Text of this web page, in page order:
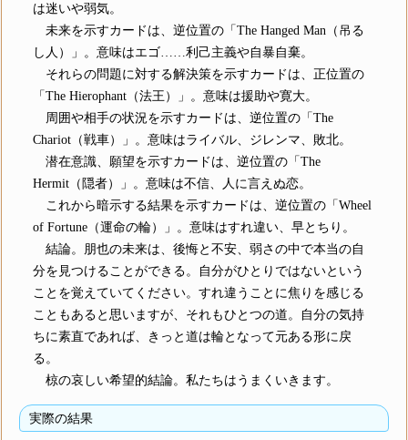
は迷いや弱気。
未来を示すカードは、逆位置の「The Hanged Man（吊る
し人）」。意味はエゴ……利己主義や自暴自棄。
それらの問題に対する解決策を示すカードは、正位置の
「The Hierophant（法王）」。意味は援助や寛大。
周囲や相手の状況を示すカードは、逆位置の「The
Chariot（戦車）」。意味はライバル、ジレンマ、敗北。
潜在意識、願望を示すカードは、逆位置の「The
Hermit（隠者）」。意味は不信、人に言えぬ恋。
これから暗示する結果を示すカードは、逆位置の「Wheel
of Fortune（運命の輪）」。意味はすれ違い、早とちり。
結論。朋也の未来は、後悔と不安、弱さの中で本当の自
分を見つけることができる。自分がひとりではないという
ことを覚えていてください。すれ違うことに焦りを感じる
こともあると思いますが、それもひとつの道。自分の気持
ちに素直であれば、きっと道は輪となって元ある形に戻
る。
椋の哀しい希望的結論。私たちはうまくいきます。
実際の結果